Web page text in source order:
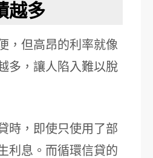
越多
，但高昂的利率就像
多，讓人陷入難以脫
時，即使只使用了部
利息。而循環信貸的